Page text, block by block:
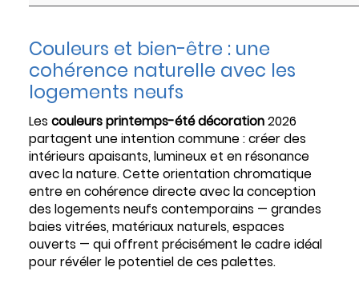
Couleurs et bien-être : une
cohérence naturelle avec les
logements neufs
Les couleurs printemps-été décoration2026
partagent une intention commune : créer des
intérieurs apaisants, lumineux et en résonance
avec la nature. Cette orientation chromatique
entre en cohérence directe avec la conception
des logements neufs contemporains — grandes
baies vitrées, matériaux naturels, espaces
ouverts — qui offrent précisément le cadre idéal
pour révéler le potentiel de ces palettes.